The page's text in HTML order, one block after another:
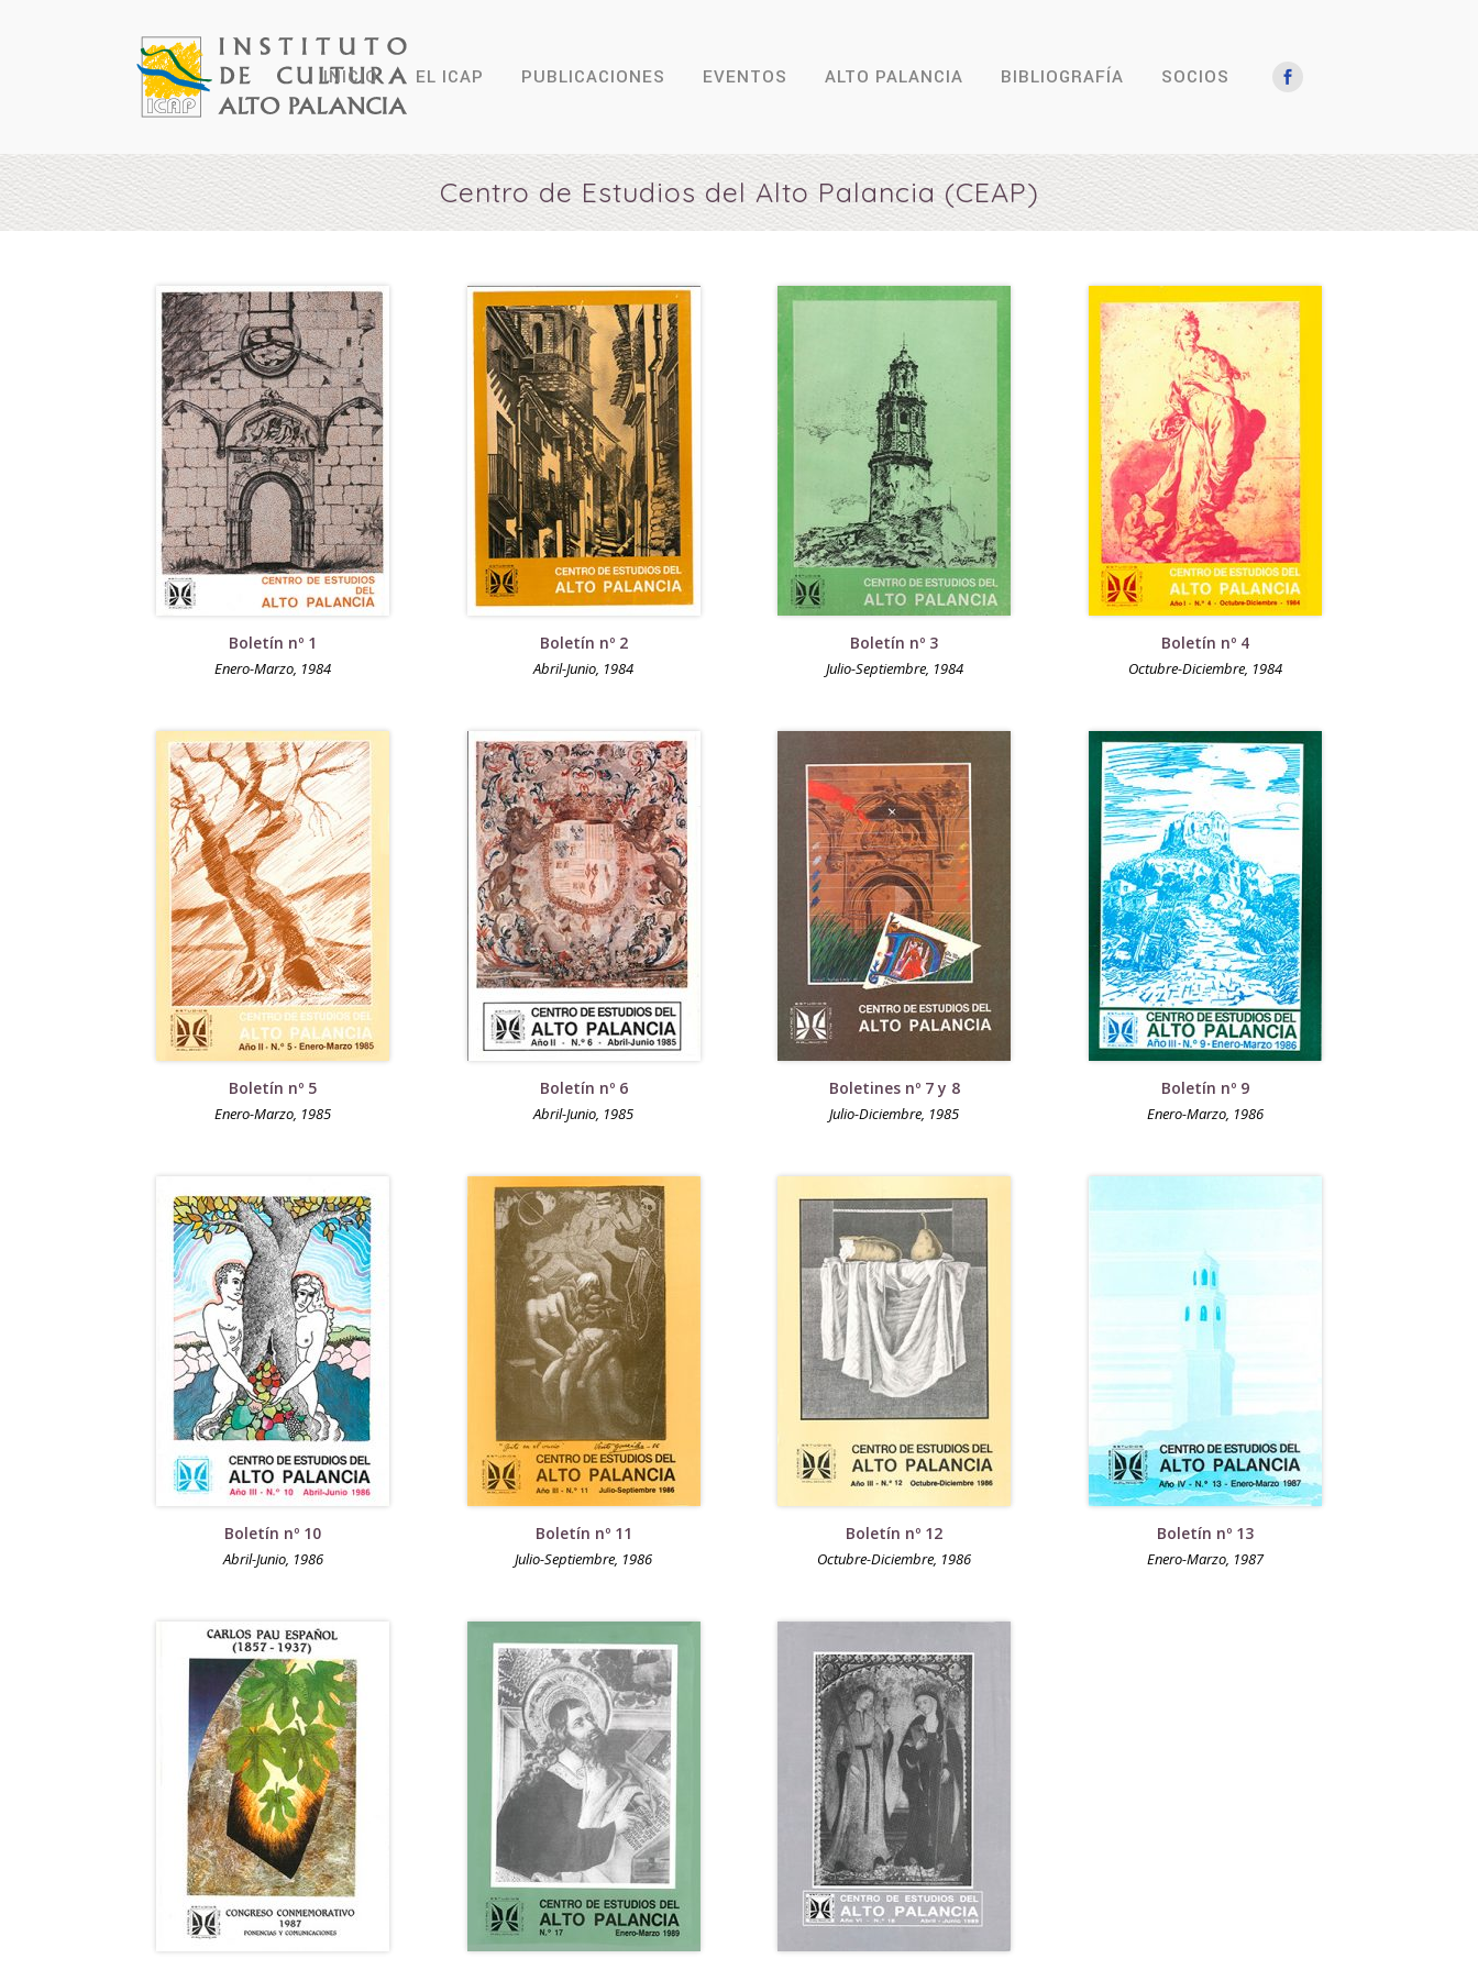
INICIO EL ICAP PUBLICACIONES EVENTOS ALTO PALANCIA BIBLIOGRAFÍA SOCIOS
Centro de Estudios del Alto Palancia (CEAP)
Boletín nº 1
Enero-Marzo, 1984
Boletín nº 2
Abril-Junio, 1984
Boletín nº 3
Julio-Septiembre, 1984
Boletín nº 4
Octubre-Diciembre, 1984
Boletín nº 5
Enero-Marzo, 1985
Boletín nº 6
Abril-Junio, 1985
Boletines nº 7 y 8
Julio-Diciembre, 1985
Boletín nº 9
Enero-Marzo, 1986
Boletín nº 10
Abril-Junio, 1986
Boletín nº 11
Julio-Septiembre, 1986
Boletín nº 12
Octubre-Diciembre, 1986
Boletín nº 13
Enero-Marzo, 1987